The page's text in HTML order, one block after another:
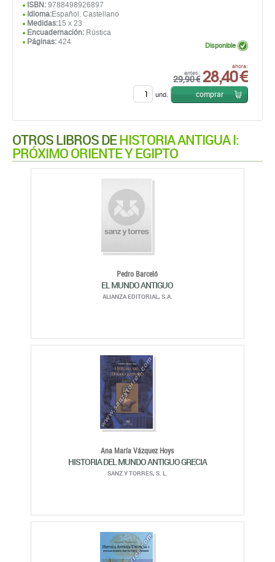
ISBN: 9788498926897
Idioma:Español, Castellano
Medidas:15 x 23
Encuadernación: Rústica
Páginas: 424
antes:
29,90 €
ahora:
28,40 €
Disponible
und. comprar
OTROS LIBROS DEHISTORIA ANTIGUA I:
PRÓXIMO ORIENTE Y EGIPTO
Pedro Barceló
EL MUNDO ANTIGUO
ALIANZA EDITORIAL, S.A.
Ana María Vázquez Hoys
HISTORIA DEL MUNDO ANTIGUO GRECIA
SANZ Y TORRES, S. L.